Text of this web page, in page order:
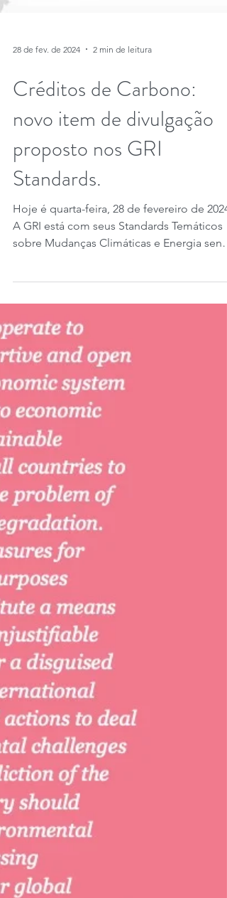
28 de fev. de 2024 2 min de leitura
Créditos de Carbono:
novo item de divulgação
proposto nos GRI
Standards.
sobre Mudanças Climáticas e Energia
revisados...